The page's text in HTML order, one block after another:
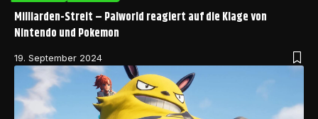
Milliarden-Streit – Palworld reagiert auf die Klage von
Nintendo und Pokemon
19. September 2024